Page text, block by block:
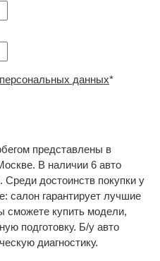
данных*
представлены в
В наличии 6 авто
достоинств покупки у
салон гарантирует лучшие
сможете купить модели,
подготовку. Б/у авто
диагностику.